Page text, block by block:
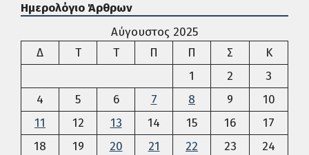
Ημερολόγιο Άρθρων
Αύγουστος 2025
ΔΔευτέρα
ΤΤρίτη ΤΤετάρτη
Π Πέμπτη
Π Παρασκευή
Σ Σάββατο
Κ
1
2
3
4
5 6 7 8 9
10
11
12 13 14 15 16
17
18
19 20 21 22 23
24